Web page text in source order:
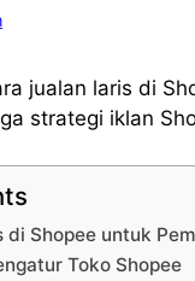
jualan laris di
strategi iklan
di Shopee untuk
Toko Shopee